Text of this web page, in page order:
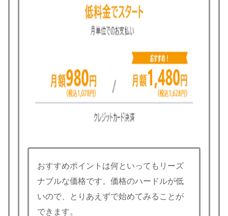
おすすめポイントは何といってもリーズ
ナブルな価格です。価格のハードルが低
いので、とりあえずで始めてみることが
できます。